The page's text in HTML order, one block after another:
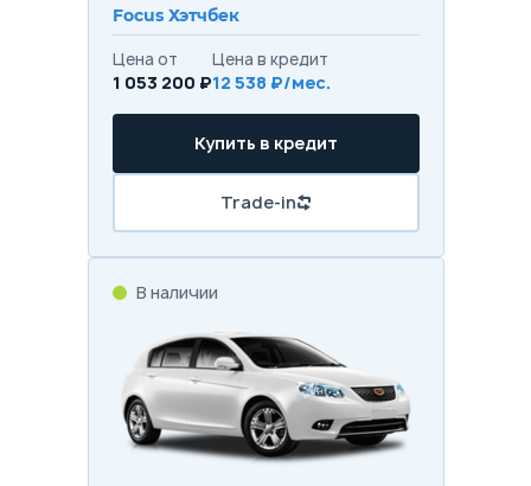
Focus Хэтчбек
Цена от
1 053 200 ₽
Цена в кредит
12 538 ₽/мес.
Купить в кредит
Trade-in
В наличии